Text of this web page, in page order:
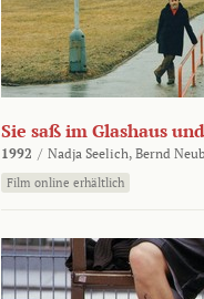
Sie saß im Glashaus
1992 / Nadja Seelich, Bernd
Film online erhältlich